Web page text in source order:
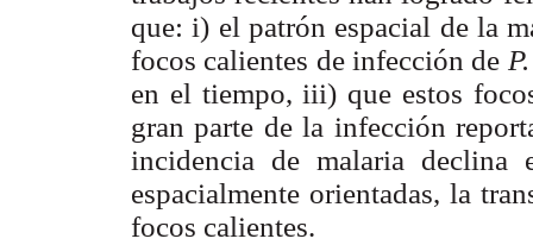
que: i) el patrón espacial de la
focos calientes de infección de
en el tiempo, iii) que estos
gran parte de la infección
incidencia de malaria
espacialmente orientadas, la
focos calientes.